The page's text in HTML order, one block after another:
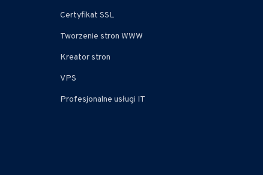
Certyfikat SSL
Tworzenie stron WWW
Kreator stron
VPS
Profesjonalne usługi IT